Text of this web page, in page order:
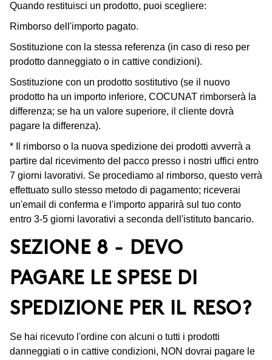
Quando restituisci un prodotto, puoi scegliere:
Rimborso dell'importo pagato.
Sostituzione con la stessa referenza (in caso di reso per
prodotto danneggiato o in cattive condizioni).
Sostituzione con un prodotto sostitutivo (se il nuovo
prodotto ha un importo inferiore, COCUNAT rimborserà la
differenza; se ha un valore superiore, il cliente dovrà
pagare la differenza).
* Il rimborso o la nuova spedizione dei prodotti avverrà a
partire dal ricevimento del pacco presso i nostri uffici entro
7 giorni lavorativi. Se procediamo al rimborso, questo verrà
effettuato sullo stesso metodo di pagamento; riceverai
un'email di conferma e l'importo apparirà sul tuo conto
entro 3-5 giorni lavorativi a seconda dell'istituto bancario.
SEZIONE 8 - DEVO
PAGARE LE SPESE DI
SPEDIZIONE PER IL RESO?
Se hai ricevuto l'ordine con alcuni o tutti i prodotti
danneggiati o in cattive condizioni, NON dovrai pagare le